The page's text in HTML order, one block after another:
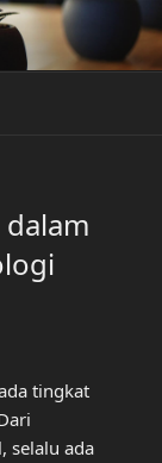
tingkat
selalu ada